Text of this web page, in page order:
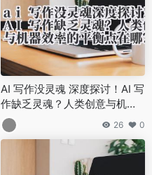
AI 写作没灵魂 深度探讨！AI 写
作缺乏灵魂？人类创意与机器
效率的平衡点在哪？
26 0